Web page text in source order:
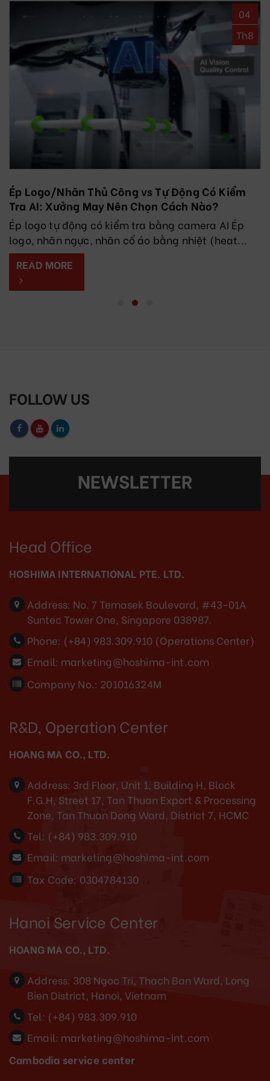
04
Th8
Ép Logo/Nhãn Thủ Công vs Tự Động Có Kiểm
Tra AI: Xưởng May Nên Chọn Cách Nào?
Ép logo tự động có kiểm tra bằng camera AI Ép
logo, nhãn ngực, nhãn cổ áo bằng nhiệt (heat...
READ MORE
FOLLOW US
NEWSLETTER
Head Office
HOSHIMA INTERNATIONAL PTE. LTD.
Address: No. 7 Temasek Boulevard, #43-01A
Suntec Tower One, Singapore 038987.
Phone: (+84) 983.309.910 (Operations Center)
Email: marketing@hoshima-int.com
Company No.: 201016324M
R&D, Operation Center
HOANG MA CO., LTD.
Address: 3rd Floor, Unit 1, Building H, Block
F.G.H, Street 17, Tan Thuan Export & Processing
Zone, Tan Thuan Dong Ward, District 7, HCMC
Tel: (+84) 983.309.910
Email: marketing@hoshima-int.com
Tax Code: 0304784130
Hanoi Service Center
HOANG MA CO., LTD.
Address: 308 Ngoc Tri, Thach Ban Ward, Long
Bien District, Hanoi, Vietnam
Tel: (+84) 983.309.910
Email: marketing@hoshima-int.com
Cambodia service center